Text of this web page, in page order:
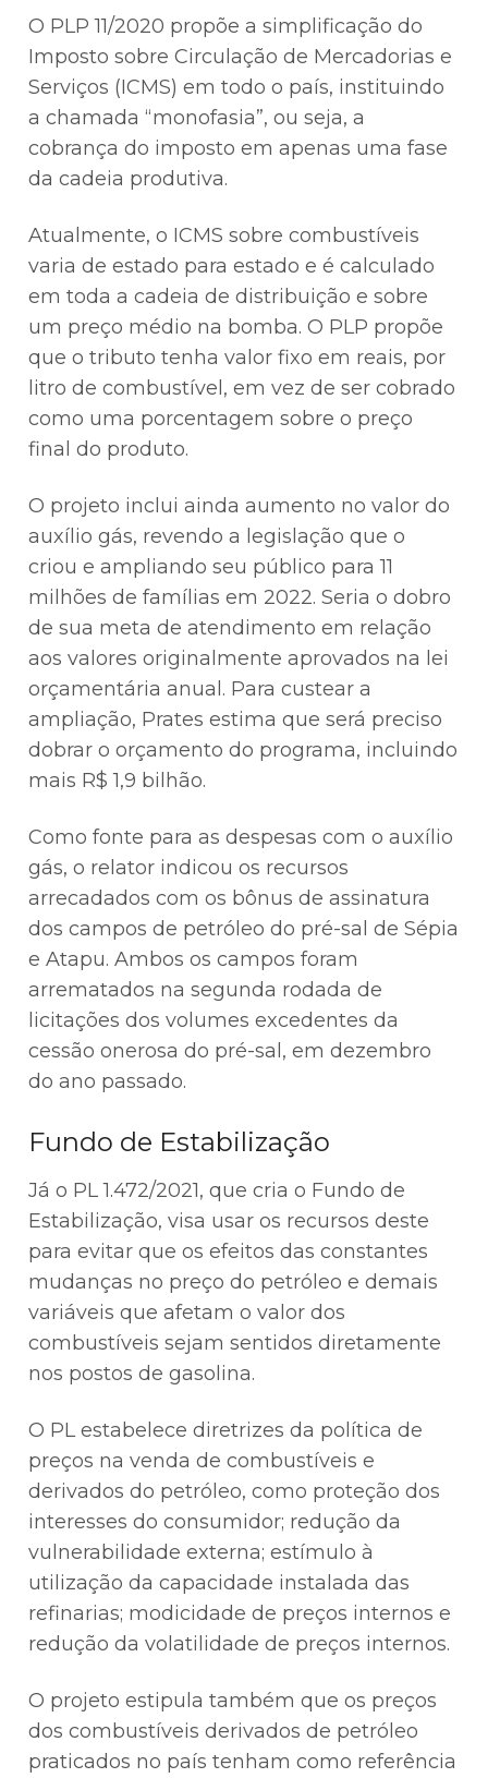
O PLP 11/2020 propõe a simplificação do
Imposto sobre Circulação de Mercadorias e
Serviços (ICMS) em todo o país, instituindo
a chamada “monofasia”, ou seja, a
cobrança do imposto em apenas uma fase
da cadeia produtiva.
Atualmente, o ICMS sobre combustíveis
varia de estado para estado e é calculado
em toda a cadeia de distribuição e sobre
um preço médio na bomba. O PLP propõe
que o tributo tenha valor fixo em reais, por
litro de combustível, em vez de ser cobrado
como uma porcentagem sobre o preço
final do produto.
O projeto inclui ainda aumento no valor do
auxílio gás, revendo a legislação que o
criou e ampliando seu público para 11
milhões de famílias em 2022. Seria o dobro
de sua meta de atendimento em relação
aos valores originalmente aprovados na lei
orçamentária anual. Para custear a
ampliação, Prates estima que será preciso
dobrar o orçamento do programa, incluindo
mais R$ 1,9 bilhão.
Como fonte para as despesas com o auxílio
gás, o relator indicou os recursos
arrecadados com os bônus de assinatura
dos campos de petróleo do pré-sal de Sépia
e Atapu. Ambos os campos foram
arrematados na segunda rodada de
licitações dos volumes excedentes da
cessão onerosa do pré-sal, em dezembro
do ano passado.
Fundo de Estabilização
Já o PL 1.472/2021, que cria o Fundo de
Estabilização, visa usar os recursos deste
para evitar que os efeitos das constantes
mudanças no preço do petróleo e demais
variáveis que afetam o valor dos
combustíveis sejam sentidos diretamente
nos postos de gasolina.
O PL estabelece diretrizes da política de
preços na venda de combustíveis e
derivados do petróleo, como proteção dos
interesses do consumidor; redução da
vulnerabilidade externa; estímulo à
utilização da capacidade instalada das
refinarias; modicidade de preços internos e
redução da volatilidade de preços internos.
O projeto estipula também que os preços
dos combustíveis derivados de petróleo
praticados no país tenham como referência